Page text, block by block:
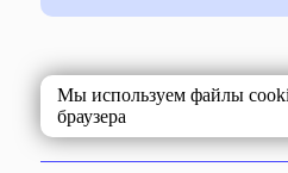
Мы используем файлы
браузера